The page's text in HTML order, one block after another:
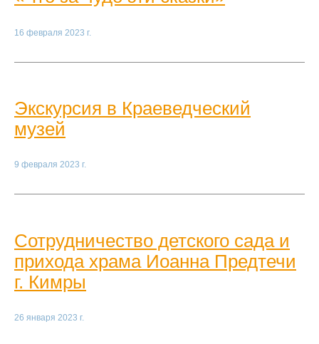
16 февраля 2023 г.
Экскурсия в Краеведческий
музей
9 февраля 2023 г.
Сотрудничество детского сада и
прихода храма Иоанна Предтечи
г. Кимры
26 января 2023 г.